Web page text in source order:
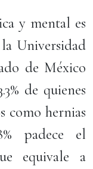
y mental es
Universidad
de México
de quienes
como hernias
padece el
equivale a